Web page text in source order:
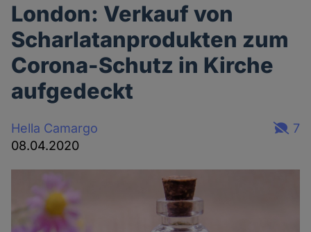
London: Verkauf von
Scharlatanprodukten zum
Corona-Schutz in Kirche
aufgedeckt
Hella Camargo
08.04.2020
7